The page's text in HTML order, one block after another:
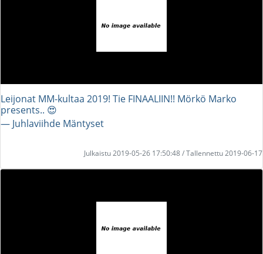
Leijonat MM-kultaa 2019! Tie FINAALIIN!! Mörkö Marko
presents.. 😍
― Juhlaviihde Mäntyset
Julkaistu 2019-05-26 17:50:48 / Tallennettu 2019-06-17